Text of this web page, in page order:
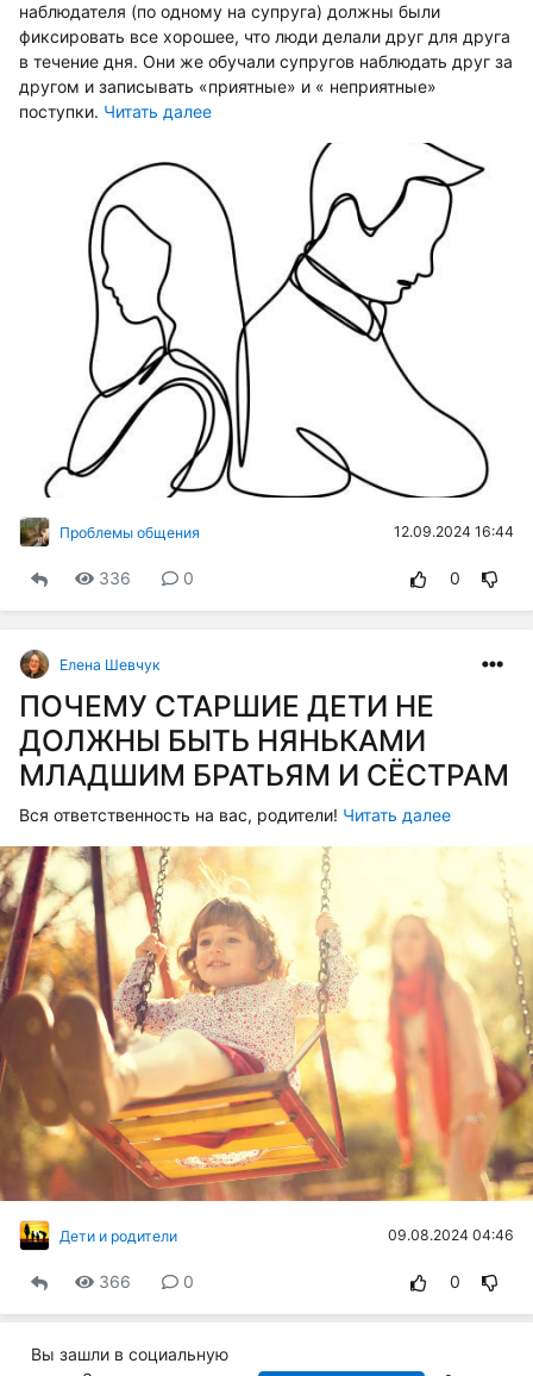
наблюдателя (по одному на супруга) должны были
фиксировать все хорошее, что люди делали друг для друга
в течение дня. Они же обучали супругов наблюдать друг за
другом и записывать «приятные» и « неприятные»
поступки. Читать далее
Проблемы общения 12.09.2024 16:44
336 0 0
Елена Шевчук
ПОЧЕМУ СТАРШИЕ ДЕТИ НЕ
ДОЛЖНЫ БЫТЬ НЯНЬКАМИ
МЛАДШИМ БРАТЬЯМ И СЁСТРАМ
Вся ответственность на вас, родители! Читать далее
Дети и родители 09.08.2024 04:46
366 0 0
Вы зашли в социальную